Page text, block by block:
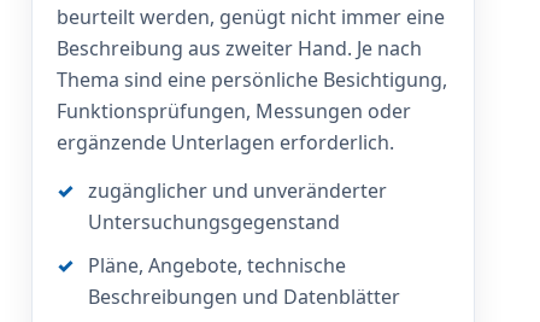
beurteilt werden, genügt nicht immer eine
Beschreibung aus zweiter Hand. Je nach
Thema sind eine persönliche Besichtigung,
Funktionsprüfungen, Messungen oder
ergänzende Unterlagen erforderlich.
zugänglicher und unveränderter
Untersuchungsgegenstand
Pläne, Angebote, technische
Beschreibungen und Datenblätter